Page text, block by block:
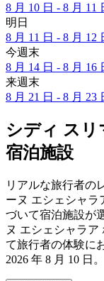
8 月 10 日 - 8 月 11
明日
8 月 11 日 - 8 月 12
今週末
8 月 14 日 - 8 月 16
来週末
8 月 21 日 - 8 月 23
シディ ス
宿泊施設
リアルな旅行者の
ーヌ エシェシャラ
づいて宿泊施設が
ヌ エシェシャラ
て旅行者の体験に
2026 年 8 月 10 日 。